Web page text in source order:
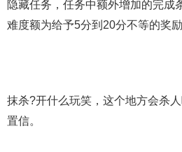
隐藏任务，任务中额外增加的完成
难度额为给予5分到20分不等的奖
抹杀?开什么玩笑，这个地方会杀
置信。